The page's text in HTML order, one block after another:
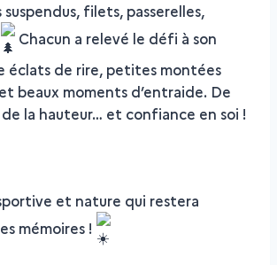
filets, passerelles,
Chacun a relevé le défi à son
éclats de rire, petites montées
beaux moments d’entraide. De
la hauteur… et confiance en soi !
et nature qui restera
mémoires !